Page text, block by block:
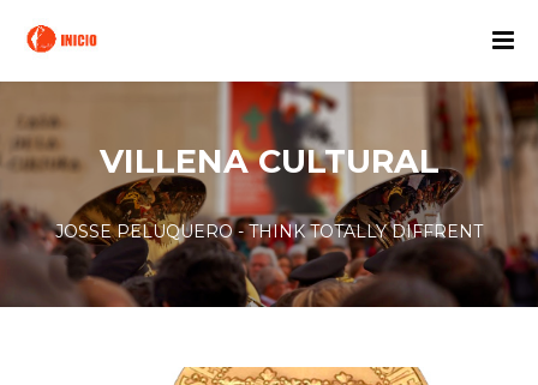
VILLENA CULTURAL
JOSSE PELUQUERO - THINK TOTALLY DIFFRENT